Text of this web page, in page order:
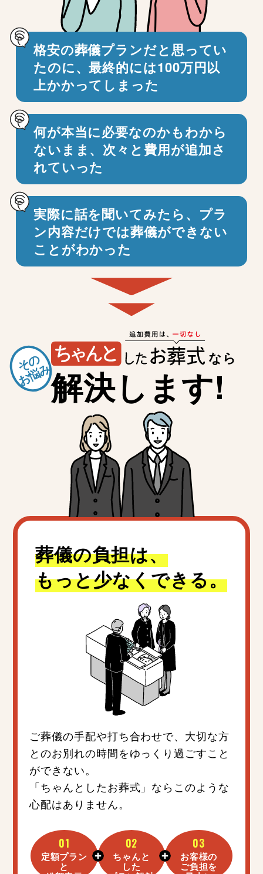
格安の葬儀プランだと思ってい
たのに、最終的には100万円以
上かかってしまった
何が本当に必要なのかもわから
ないまま、 次々と費用が追加さ
れていった
実際に話を聞いてみたら、プラ
ン内容だけでは葬儀ができない
ことがわかった
その
お悩み
なら
解決します!
葬儀の負担は、
もっと少なくできる。
ご葬儀の手配や打ち合わせで、大切な方
とのお別れの時間をゆっくり過ごすこと
ができない。
「ちゃんとしたお葬式」ならこのような
心配はありません。
01
定額プラン
と
02
ちゃんと
した
03
お客様の
ご負担を